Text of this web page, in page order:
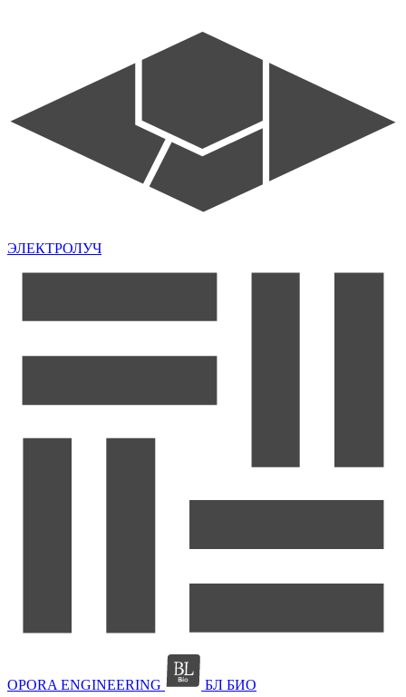
ЭЛЕКТРОЛУЧ
OPORA ENGINEERING БЛ БИО